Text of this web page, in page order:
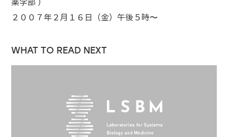
薬学部 ）
２００７年２月１６日（金）午後５時〜
WHAT TO READ NEXT